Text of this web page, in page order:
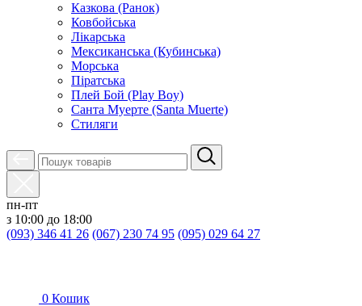
Казкова (Ранок)
Ковбойська
Лікарська
Мексиканська (Кубинська)
Морська
Піратська
Плей Бой (Play Boy)
Санта Муерте (Santa Muerte)
Стиляги
пн-пт
з 10:00 до 18:00
(093) 346 41 26 (067) 230 74 95 (095) 029 64 27
0 Кошик